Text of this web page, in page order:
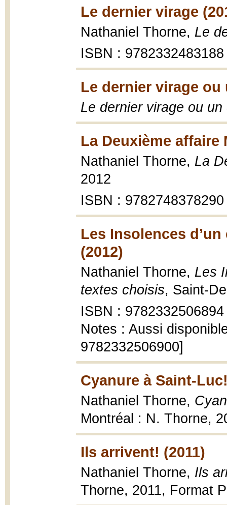
Le dernier virage
Nathaniel Thorne, Le
ISBN : 9782332483188
Le dernier virage ou
Le dernier virage ou
La Deuxième affaire
Nathaniel Thorne, La
2012
ISBN : 9782748378290
Les Insolences
(2012)
Nathaniel Thorne, Les
textes choisis, Saint-
ISBN : 9782332506894
Notes : Aussi
9782332506900]
Cyanure à Saint-
Nathaniel Thorne,
Montréal : N. Thorne,
Ils arrivent! (2011)
Nathaniel Thorne, Ils
Thorne, 2011, Format